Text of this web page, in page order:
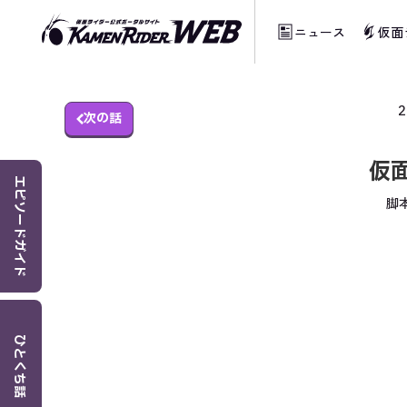
ニュース 仮面
当サイトでは、機械的な自動翻訳サービスを
エピソードガイド
ひとくち話
次の話
仮
脚